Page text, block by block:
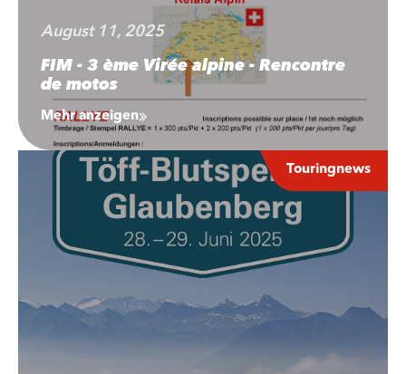
August 11, 2025
FIM - 3 ème Virée alpine - Rencontre
de motos
Mehr anzeigen
Touringnews